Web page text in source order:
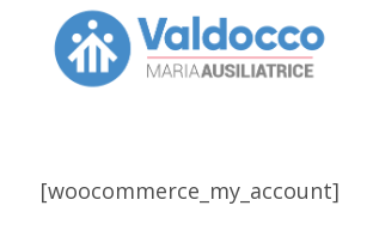
[woocommerce_my_account]